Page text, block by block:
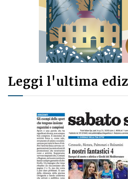
Leggi l'ultima